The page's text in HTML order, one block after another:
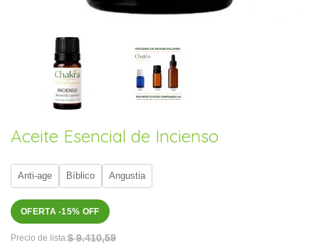
Aceite Esencial de Incienso
Anti-age Bíblico Angustia
OFERTA -15% OFF
Precio de lista:$ 9.410,59